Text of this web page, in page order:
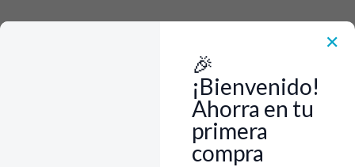
✕
🎉
¡Bienvenido!
Ahorra en tu
primera
compra
Accesorios y Herramientas Multimarcas
PUNTA POL ROSCA 12 CMS 1/4 MULTIMARCAS CR450473